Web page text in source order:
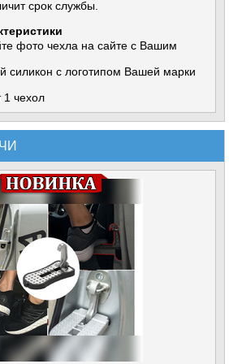
срок службы.
фото чехла на сайте с Вашим
силикон с логотипом Вашей марки
1 чехол